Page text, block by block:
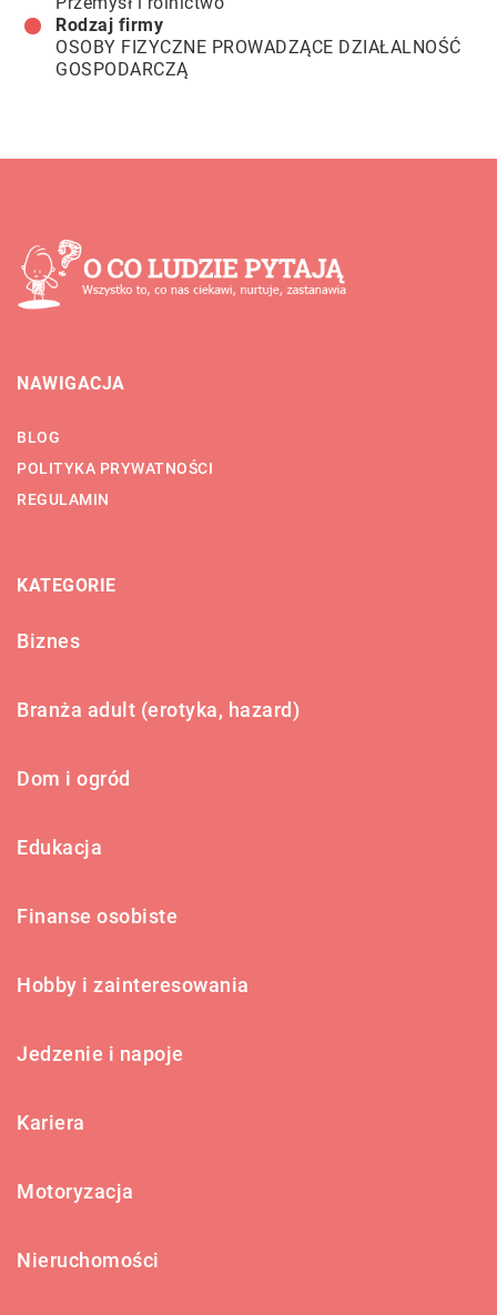
Rodzaj firmy
OSOBY FIZYCZNE PROWADZĄCE DZIAŁALNOŚĆ
GOSPODARCZĄ
NAWIGACJA
BLOG
POLITYKA PRYWATNOŚCI
REGULAMIN
KATEGORIE
Biznes
Branża adult (erotyka, hazard)
Dom i ogród
Edukacja
Finanse osobiste
Hobby i zainteresowania
Jedzenie i napoje
Kariera
Motoryzacja
Nieruchomości